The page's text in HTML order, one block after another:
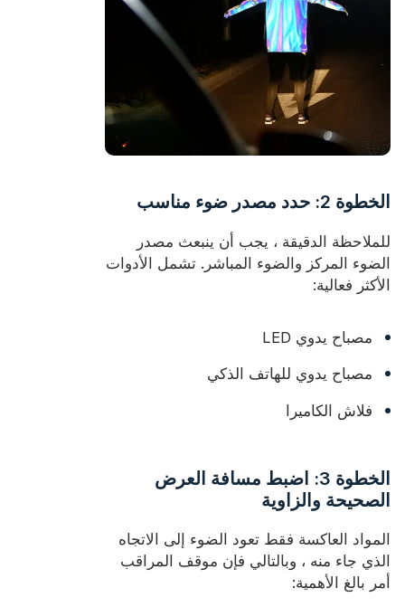
الخطوة 2: حدد مصدر ضوء مناسب
للملاحظة الدقيقة ، يجب أن ينبعث مصدر
الضوء المركز والضوء المباشر. تشمل الأدوات
الأكثر فعالية:
مصباح يدوي LED
مصباح يدوي للهاتف الذكي
فلاش الكاميرا
الخطوة 3: اضبط مسافة العرض
الصحيحة والزاوية
المواد العاكسة فقط تعود الضوء إلى الاتجاه
الذي جاء منه ، وبالتالي فإن موقف المراقب
أمر بالغ الأهمية: